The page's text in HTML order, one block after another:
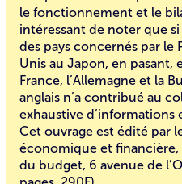
le fonctionnement et le
intéressant de noter que
des pays concernés par le
Unis au Japon, en pasant,
France, l’Allemagne et la
anglais n’a contribué au
exhaustive d’informations
Cet ouvrage est édité par
économique et
du budget, 6 avenue de